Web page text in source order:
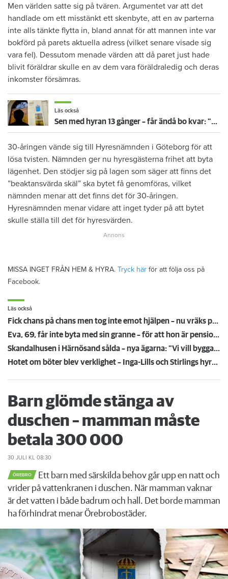
Men världen satte sig på tvären. Argumentet var att det
handlade om ett misstänkt ett skenbyte, att en av parterna
inte alls tänkte flytta in, bland annat för att mannen inte var
bokförd på parets aktuella adress (vilket senare visade sig
vara fel). Dessutom menade värden att då paret just hade
blivit föräldrar skulle en av dem vara föräldraledig och deras
inkomster försämras.
Läs också
Sen med hyran 13 gånger – får ändå bo kvar: "Glömde att betala"
30-åringen vände sig till Hyresnämnden i Göteborg för att
lösa tvisten. Nämnden ger nu hyresgästerna frihet att byta
lägenhet. Den stödjer sig på lagen som säger att finns det
”beaktansvärda skäl” ska bytet få genomföras, vilket
nämnden menar att det finns det för 30-åringen.
Hyresnämnden menar vidare att inget tyder på att bytet
skulle ställa till det för hyresvärden.
MISSA INGET FRÅN HEM & HYRA. Tryck här för att följa oss på
Facebook.
Läs också
Fick chans på chans men tog inte emot hjälpen – nu vräks paret: ”Tragiskt"
Eva, 69, får inte byta med sin granne – för att hon är pensionär
Skandalhusen i Härnösand sålda – nya ägarna: "Vi vill bygga upp hyresgästernas förtroende"
Hotet om böter blev verklighet – Inga-Lills och Stirlings hyresvärdar får betala 75 000: ”Herregud så onödigt”
Barn glömde stänga av
duschen – mamman måste
betala 300 000
30 JULI KL 08:30
ÖREBRO
Ett barn med särskilda behov går upp en natt och
vrider på vattenkranen i duschen. När mamman vaknar
är det vatten i både badrum och hall. Det borde mamman
ha förhindrat menar Örebrobostäder.